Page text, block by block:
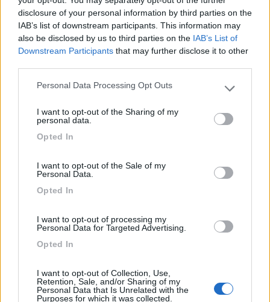
disclosure of your personal information by third parties on the
IAB’s list of downstream participants. This information may
also be disclosed by us to third parties on the IAB’s List of
Downstream Participants that may further disclose it to other
Please note that this website/app uses one or more Google
not limited to your visit or usage behaviour. You may click to
use your data for below specified purposes in below Google
Personal Data Processing Opt Outs
I want to opt-out of the Sharing of my
personal data.
Opted In
I want to opt-out of the Sale of my
Personal Data.
Opted In
I want to opt-out of processing my
Personal Data for Targeted Advertising.
Opted In
I want to opt-out of Collection, Use,
Retention, Sale, and/or Sharing of my
Personal Data that Is Unrelated with the
Purposes for which it was collected.
cencio78 19/08/2017 23:11
Prezzo Servizi
fernando70 13/07/2016 23:27
Buona sosta, spaziosa e silenziosa, confermo le
Caratteristiche
marzio5 08/07/2013 17:53
Caratteristiche